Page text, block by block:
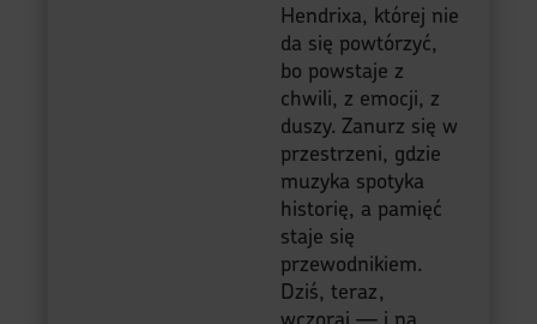
Hendrixa, której nie
da się powtórzyć,
bo powstaje z
chwili, z emocji, z
duszy. Zanurz się w
przestrzeni, gdzie
muzyka spotyka
historię, a pamięć
staje się
przewodnikiem.
Dziś, teraz,
wczoraj — i na